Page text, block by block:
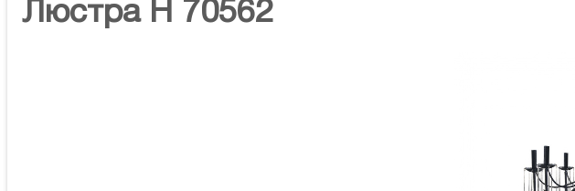
Люстра H 70562